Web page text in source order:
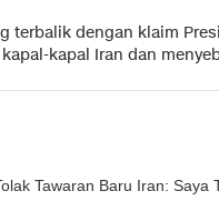
terbalik dengan klaim
kapal Iran dan
Tawaran Baru Iran: Saya